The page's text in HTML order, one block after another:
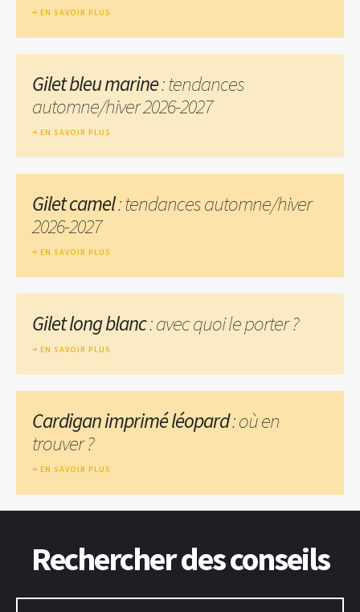
EN SAVOIR PLUS
Gilet bleu marine: tendances
automne/hiver 2026-2027
EN SAVOIR PLUS
Gilet camel: tendances automne/hiver
2026-2027
EN SAVOIR PLUS
Gilet long blanc: avec quoi le porter ?
EN SAVOIR PLUS
Cardigan imprimé léopard: où en
trouver ?
EN SAVOIR PLUS
Rechercher des conseils